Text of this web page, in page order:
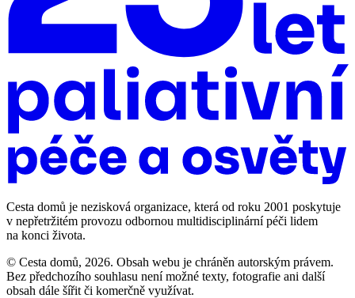
Cesta domů je nezisková organizace, která od roku 2001 poskytuje
v nepřetržitém provozu odbornou multidisciplinární péči lidem
na konci života.
© Cesta domů, 2026. Obsah webu je chráněn autorským právem.
Bez předchozího souhlasu není možné texty, fotografie ani další
obsah dále šířit či komerčně využívat.